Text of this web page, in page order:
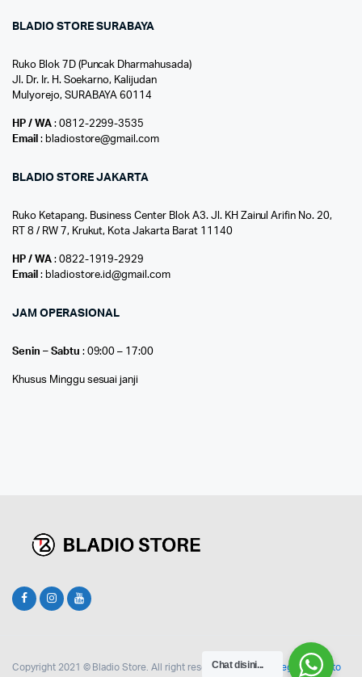
BLADIO STORE SURABAYA
Ruko Blok 7D (Puncak Dharmahusada)
Jl. Dr. Ir. H. Soekarno, Kalijudan
Mulyorejo, SURABAYA 60114
HP / WA: 0812-2299-3535
Email : bladiostore@gmail.com
BLADIO STORE JAKARTA
Ruko Ketapang. Business Center Blok A3. Jl. KH Zainul Arifin No. 20,
RT 8 / RW 7, Krukut, Kota Jakarta Barat 11140
HP / WA: 0822-1919-2929
Email : bladiostore.id@gmail.com
JAM OPERASIONAL
Senin – Sabtu : 09:00 – 17:00
Khusus Minggu sesuai janji
Copyright 2021 © Bladio Store. All right reserved. Design by Teguh Yulianto
Chat disini...